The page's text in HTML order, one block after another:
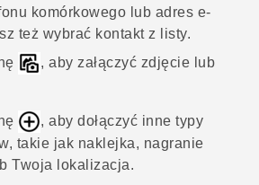
komórkowego lub adres e-
też wybrać kontakt z listy.
, aby załączyć zdjęcie lub
, aby dołączyć inne typy
takie jak naklejka, nagranie
Twoja lokalizacja.